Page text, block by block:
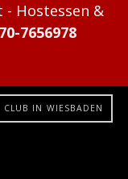
- Hostessen &
CLUB IN WIESBADEN